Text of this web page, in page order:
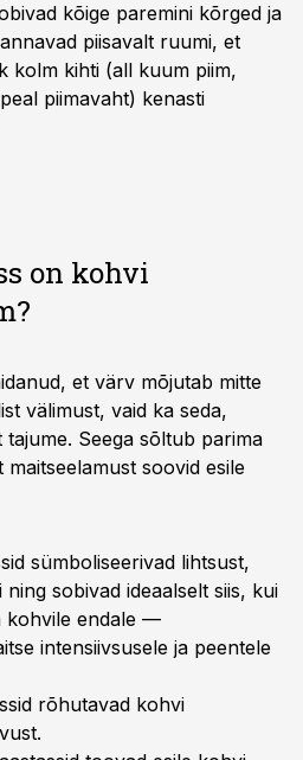
kõige paremini kõrged ja
piisavalt ruumi, et
kolm kihti (all kuum piim,
piimavaht) kenasti
on kohvi
et värv mõjutab mitte
välimust, vaid ka seda,
Seega sõltub parima
soovid esile
sümboliseerivad lihtsust,
sobivad ideaalselt siis, kui
kohvile endale —
intensiivsusele ja peentele
rõhutavad kohvi